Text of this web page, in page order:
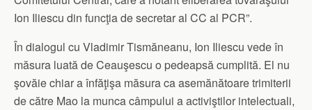
Ion Iliescu din funcţia de secretar al CC al PCR”.
În dialogul cu Vladimir Tismăneanu, Ion Iliescu vede în
măsura luată de Ceauşescu o pedeapsă cumplită. El nu
şovăie chiar a înfăţişa măsura ca asemănătoare trimiterii
de către Mao la munca câmpului a activiştilor intelectuali,